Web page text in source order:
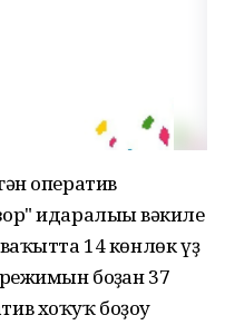
оператив
идаралығы вәкиле
14 көнлөк үҙ
боҙған 37
хоҡуҡ боҙоу